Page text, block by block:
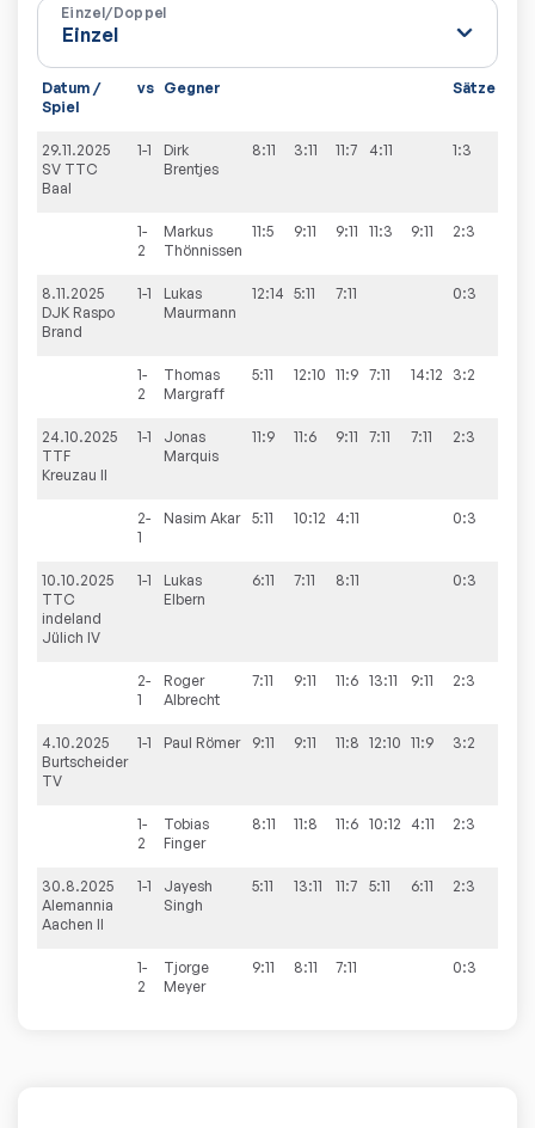
Einzel/Doppel
Datum /
Spiel
vs Gegner Sätze
29.11.2025
SV TTC
Baal
1-1
Dirk
Brentjes
8:11 3:11 11:7 4:11 1:3
1-
2
Markus
Thönnissen
11:5 9:11 9:11 11:3 9:11 2:3
8.11.2025
DJK Raspo
Brand
1-1
Lukas
Maurmann
12:14 5:11 7:11 0:3
1-
2
Thomas
Margraff
5:11 12:10 11:9 7:11 14:12 3:2
24.10.2025
TTF
Kreuzau II
1-1
Jonas
Marquis
11:9 11:6 9:11 7:11 7:11 2:3
2-
1
Nasim Akar 5:11 10:12 4:11 0:3
10.10.2025
TTC
indeland
Jülich IV
1-1
Lukas
Elbern
6:11 7:11 8:11 0:3
2-
1
Roger
Albrecht
7:11 9:11 11:6 13:11 9:11 2:3
4.10.2025
Burtscheider
TV
1-1 Paul Römer 9:11 9:11 11:8 12:10 11:9 3:2
1-
2
Tobias
Finger
8:11 11:8 11:6 10:12 4:11 2:3
30.8.2025
Alemannia
Aachen II
1-1
Jayesh
Singh
5:11 13:11 11:7 5:11 6:11 2:3
1-
2
Tjorge
Meyer
9:11 8:11 7:11 0:3